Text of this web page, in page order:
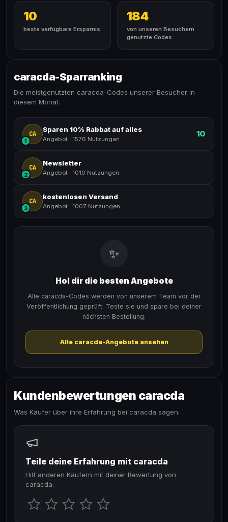
10
beste verfügbare Ersparnis
184
von unseren Besuchern
genutzte Codes
caracda-Sparranking
Die meistgenutzten caracda-Codes unserer Besucher in
diesem Monat.
CA
1
Sparen 10% Rabbat auf alles
Angebot · 1576 Nutzungen
10
CA
2
Newsletter
Angebot · 1010 Nutzungen
CA
3
kostenlosen Versand
Angebot · 1007 Nutzungen
✨
Hol dir die besten Angebote
Alle caracda-Codes werden von unserem Team vor der
Veröffentlichung geprüft. Teste sie und spare bei deiner
nächsten Bestellung.
Alle caracda-Angebote ansehen
Kundenbewertungen caracda
Was Käufer über ihre Erfahrung bei caracda sagen.
Teile deine Erfahrung mit caracda
Hilf anderen Käufern mit deiner Bewertung von
caracda.